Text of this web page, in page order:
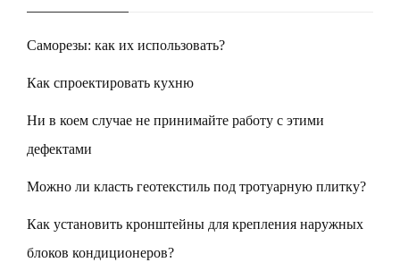
Саморезы: как их использовать?
Как спроектировать кухню
Ни в коем случае не принимайте работу с этими
дефектами
Можно ли класть геотекстиль под тротуарную плитку?
Как установить кронштейны для крепления наружных
блоков кондиционеров?